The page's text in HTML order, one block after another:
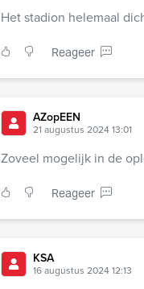
Het stadion helemaal
Reageer
AZopEEN
21 augustus 2024 13:01
Zoveel mogelijk in de
Reageer
KSA
16 augustus 2024 12:13